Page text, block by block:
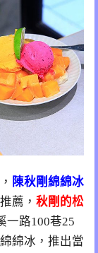
陳秋剛綿綿冰
薦， 秋剛的松
一路100巷25
綿冰，推出當